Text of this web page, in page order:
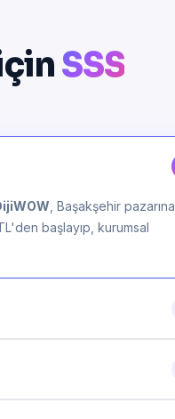
SSS
, Başakşehir pazarına
başlayıp, kurumsal